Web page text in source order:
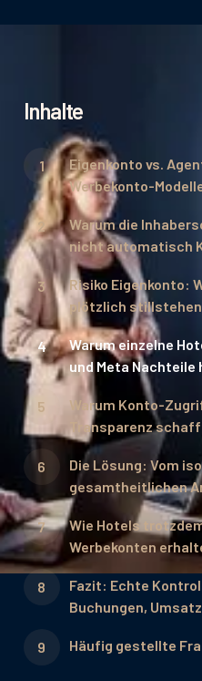
Inhalte
Eigenkonto vs.
Werbekonto-
Warum die
nicht automatisch
Risiko Eigenkonto:
plötzlich stillstehen
Warum einzelne
und Meta Nachteile
Warum Konto-
Transparenz
Die Lösung: Vom
gesamtheitlichen
Wie Hotels
Werbekonten
Fazit: Echte
Buchungen, Umsatz
Häufig gestellte